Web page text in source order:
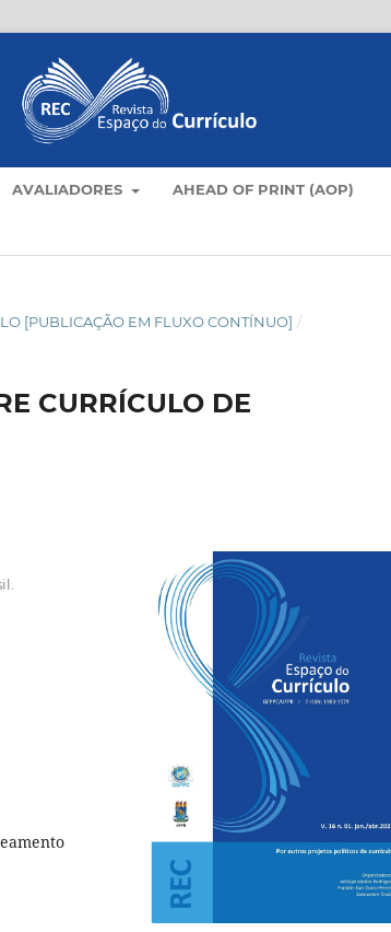
AVALIADORES AHEAD OF PRINT (AOP)
[PUBLICAÇÃO EM FLUXO CONTÍNUO] /
CURRÍCULO DE